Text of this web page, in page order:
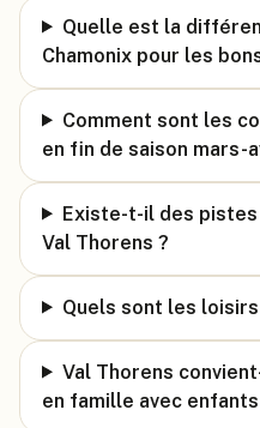
Quelle est la
Chamonix pour les
Comment sont les
en fin de saison mars-
Existe-t-il des
Val Thorens ?
Quels sont les
Val Thorens
en famille avec enfants